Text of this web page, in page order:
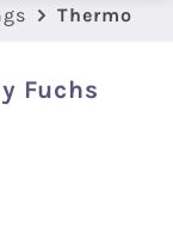
Thermo
Fuchs